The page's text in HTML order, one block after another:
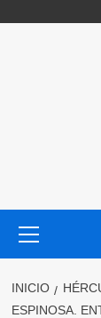
primario
INICIO
ESPINOSA.